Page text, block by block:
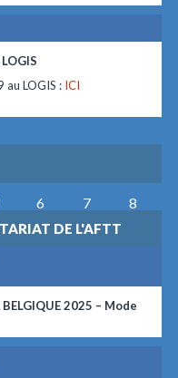
LOGIS : ICI
6 7 8
DE L'AFTT
2025 – Mode